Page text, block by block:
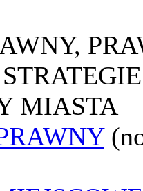
MIASTA